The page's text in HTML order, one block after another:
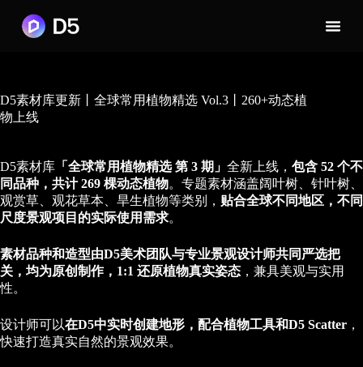
D5素材库更新丨全球常用植物精选 Vol.3丨260+动态植
物上线
D5素材库 「全球常用植物精选 第 3 期」 全新上线， 包含 52 个不
同品种，共计 269 棵动态植物。专题素材涵盖阔叶树、针叶树、
观赏草、观花草本、旱生植物等类别， 贴合全球不同地区，不同
尺度景观项目的实际使用需求。
素材品种和造型由D5美术团队与专业景观设计师共同严选把
关，均为原创制作，1:1 还原植物真实姿态 ，兼具美观与实用
性。
设计师可以在D5中实时创建地形，配合植物工具和D5 Scatter ，
快速打造真实自然的景观效果。